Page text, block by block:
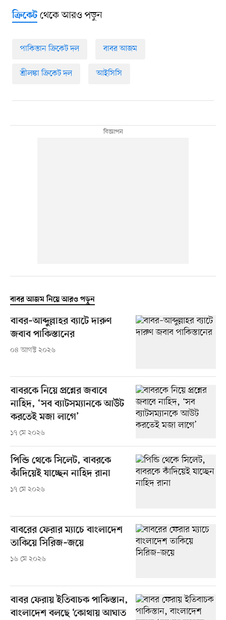
ক্রিকেটথেকে আরও পড়ুন
পাকিস্তান ক্রিকেট দল বাবর আজম
শ্রীলঙ্কা ক্রিকেট দল আইসিসি
বাবর আজম নিয়ে আরও পড়ুন
বাবর–আব্দুল্লাহর ব্যাটে দারুণ
জবাব পাকিস্তানের
০৪ আগস্ট ২০২৬
বাবরকে নিয়ে প্রশ্নের জবাবে
নাহিদ, ‘সব ব্যাটসম্যানকে আউট
করতেই মজা লাগে’
১৭ মে ২০২৬
পিন্ডি থেকে সিলেট, বাবরকে
কাঁদিয়েই যাচ্ছেন নাহিদ রানা
১৭ মে ২০২৬
বাবরের ফেরার ম্যাচে বাংলাদেশ
তাকিয়ে সিরিজ–জয়ে
১৬ মে ২০২৬
বাবর ফেরায় ইতিবাচক পাকিস্তান,
বাংলাদেশ বলছে ‘কোথায় আঘাত